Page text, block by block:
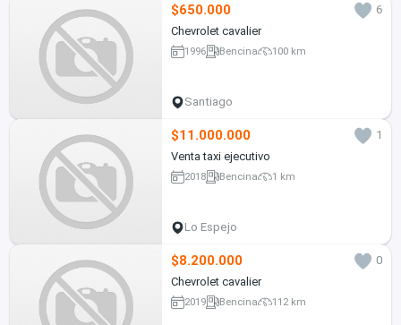
$650.000
6
Chevrolet cavalier
1996 Bencina 100 km
Santiago
$11.000.000
1
Venta taxi ejecutivo
2018 Bencina 1 km
Lo Espejo
$8.200.000
0
Chevrolet cavalier
2019 Bencina 112 km